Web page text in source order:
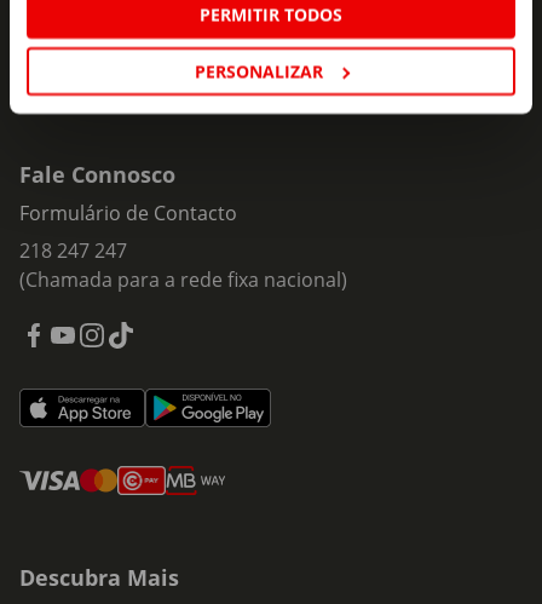
PERMITIR TODOS
PERSONALIZAR
Fale Connosco
Formulário de Contacto
218 247 247
(Chamada para a rede fixa nacional)
Descubra Mais